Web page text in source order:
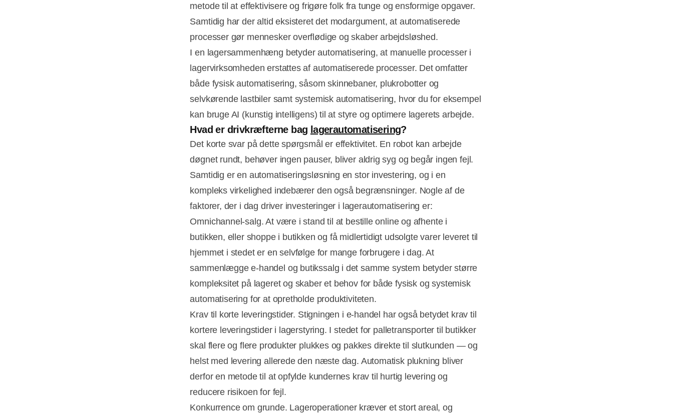
metode til at effektivisere og frigøre folk fra tunge og ensformige opgaver.
Samtidig har der altid eksisteret det modargument, at automatiserede
processer gør mennesker overflødige og skaber arbejdsløshed.
I en lagersammenhæng betyder automatisering, at manuelle processer i
lagervirksomheden erstattes af automatiserede processer. Det omfatter
både fysisk automatisering, såsom skinnebaner, plukrobotter og
selvkørende lastbiler samt systemisk automatisering, hvor du for eksempel
kan bruge AI (kunstig intelligens) til at styre og optimere lagerets arbejde.
Hvad er drivkræfterne bag lagerautomatisering?
Det korte svar på dette spørgsmål er effektivitet. En robot kan arbejde
døgnet rundt, behøver ingen pauser, bliver aldrig syg og begår ingen fejl.
Samtidig er en automatiseringsløsning en stor investering, og i en
kompleks virkelighed indebærer den også begrænsninger. Nogle af de
faktorer, der i dag driver investeringer i lagerautomatisering er:
Omnichannel-salg. At være i stand til at bestille online og afhente i
butikken, eller shoppe i butikken og få midlertidigt udsolgte varer leveret til
hjemmet i stedet er en selvfølge for mange forbrugere i dag. At
sammenlægge e-handel og butikssalg i det samme system betyder større
kompleksitet på lageret og skaber et behov for både fysisk og systemisk
automatisering for at opretholde produktiviteten.
Krav til korte leveringstider. Stigningen i e-handel har også betydet krav til
kortere leveringstider i lagerstyring. I stedet for palletransporter til butikker
skal flere og flere produkter plukkes og pakkes direkte til slutkunden — og
helst med levering allerede den næste dag. Automatisk plukning bliver
derfor en metode til at opfylde kundernes krav til hurtig levering og
reducere risikoen for fejl.
Konkurrence om grunde. Lageroperationer kræver et stort areal, og